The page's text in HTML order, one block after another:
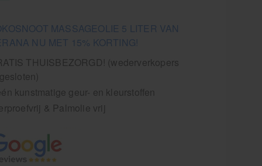
MASSAGEOLIE 5 LITER VAN
NU MET 15% KORTING!
THUISBEZORGD! (wederverkopers
kunstmatige geur- en kleurstoffen
& Palmolie vrij